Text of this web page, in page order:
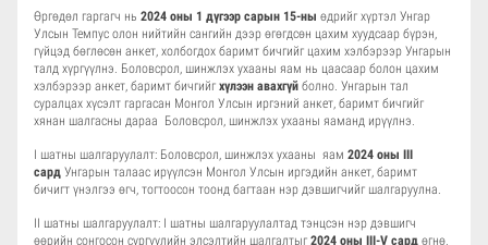
Өргөдөл гаргагч нь 2024 оны 1 дүгээр сарын 15-ны өдрийг хүртэл Унгар
Улсын Темпус олон нийтийн сангийн дээр өгөгдсөн цахим хуудсаар бүрэн,
гүйцэд бөглөсөн анкет, холбогдох баримт бичгийг цахим хэлбэрээр Унгарын
талд хүргүүлнэ. Боловсрол, шинжлэх ухааны яам нь цаасаар болон цахим
хэлбэрээр анкет, баримт бичгийг хүлээн авахгүй болно. Унгарын тал
суралцах хүсэлт гаргасан Монгол Улсын иргэний анкет, баримт бичгийг
хянан шалгасны дараа Боловсрол, шинжлэх ухааны яаманд ирүүлнэ.
I шатны шалгаруулалт: Боловсрол, шинжлэх ухааны яам 2024 оны III
сард Унгарын талаас ирүүлсэн Монгол Улсын иргэдийн анкет, баримт
бичигт үнэлгээ өгч, тогтоосон тоонд багтаан нэр дэвшигчийг шалгаруулна.
II шатны шалгаруулалт: I шатны шалгаруулалтад тэнцсэн нэр дэвшигч
өөрийн сонгосон сургуулийн элсэлтийн шалгалтыг 2024 оны III-V сард өгнө.